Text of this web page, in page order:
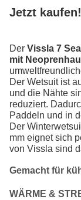
Jetzt kaufen!
Der Vissla 7
mit
Der Wetsuit ist
und die Nähte
reduziert.
Paddeln und in
Der
mm eignet sich
von Vissla sind
Gemacht für
WÄRME &